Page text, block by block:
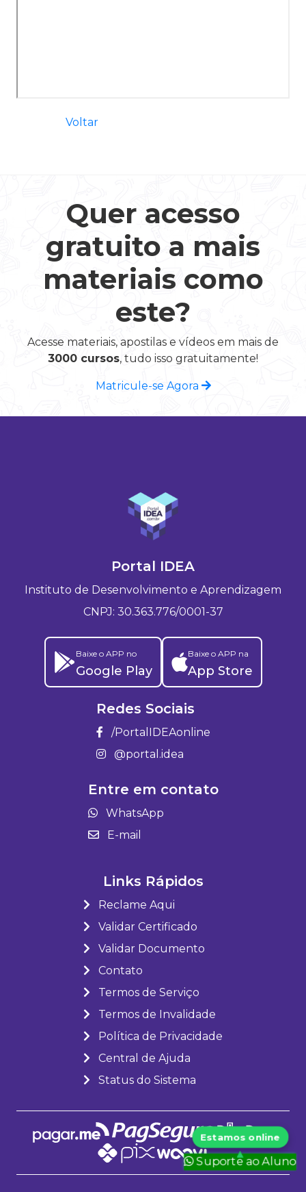
Voltar
Quer acesso
gratuito a mais
materiais como
este?
Acesse materiais, apostilas e vídeos em mais de
3000 cursos, tudo isso gratuitamente!
Matricule-se Agora
Suporte ao Aluno
Portal IDEA
Instituto de Desenvolvimento e Aprendizagem
CNPJ: 30.363.776/0001-37
Baixe o APP no
Google Play
Baixe o APP na
App Store
Redes Sociais
/PortalIDEAonline
@portal.idea
Entre em contato
WhatsApp
E-mail
Links Rápidos
Reclame Aqui
Validar Certificado
Validar Documento
Contato
Termos de Serviço
Termos de Invalidade
Política de Privacidade
Central de Ajuda
Status do Sistema